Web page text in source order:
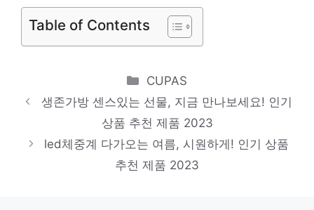
[백투더투데이] 원스어펀어타임 인 대구-비
산동·원대동
사람들)’ 창단
Table of Contents
Categories
CUPAS
생존가방 센스있는 선물, 지금 만나보세요! 인기
상품 추천 제품 2023
led체중계 다가오는 여름, 시원하게! 인기 상품
추천 제품 2023